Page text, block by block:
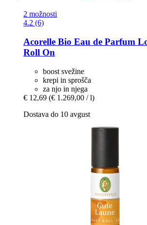
2 možnosti
4.2 (6)
Acorelle Bio Eau de Parfum
Roll On
boost svežine
krepi in sprošča
za njo in njega
€ 12,69 (€ 1.269,00 / l)
Dostava do 10 avgust